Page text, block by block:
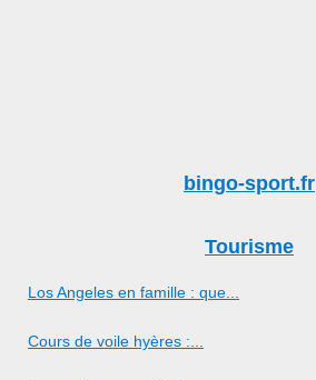
bingo-sport.fr
Tourisme
Los Angeles en famille : que...
Cours de voile hyères :...